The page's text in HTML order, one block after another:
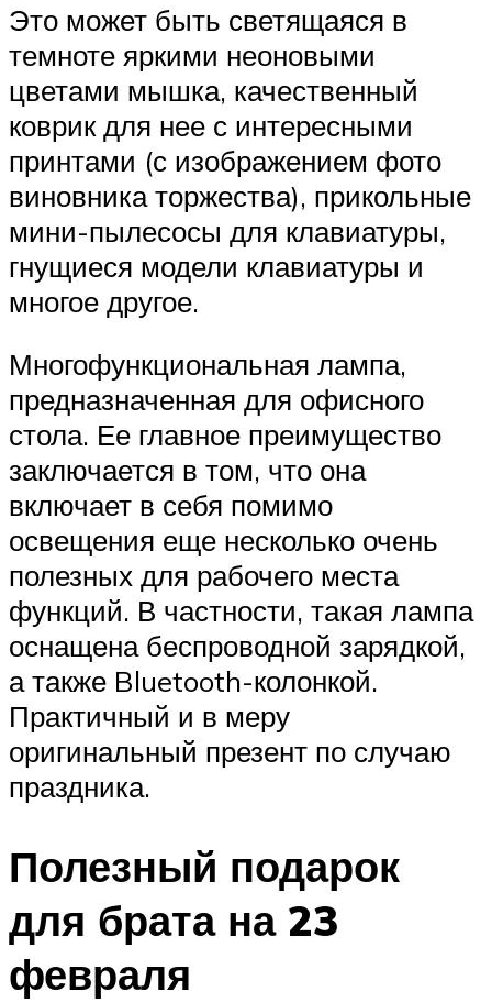
Это может быть светящаяся в
темноте яркими неоновыми
цветами мышка, качественный
коврик для нее с интересными
принтами (с изображением фото
виновника торжества), прикольные
мини-пылесосы для клавиатуры,
гнущиеся модели клавиатуры и
многое другое.
Многофункциональная лампа,
предназначенная для офисного
стола. Ее главное преимущество
заключается в том, что она
включает в себя помимо
освещения еще несколько очень
полезных для рабочего места
функций. В частности, такая лампа
оснащена беспроводной зарядкой,
а также Bluetooth-колонкой.
Практичный и в меру
оригинальный презент по случаю
праздника.
Полезный подарок
для брата на 23
февраля